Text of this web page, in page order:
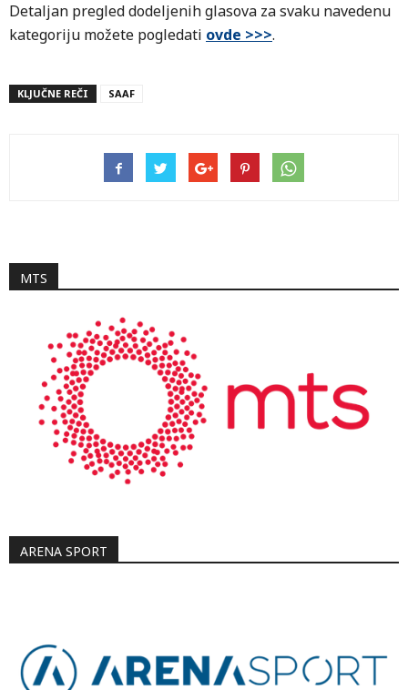
Detaljan pregled dodeljenih glasova za svaku navedenu
kategoriju možete pogledati ovde >>>.
KLJUČNE REČI SAAF
MTS
ARENA SPORT